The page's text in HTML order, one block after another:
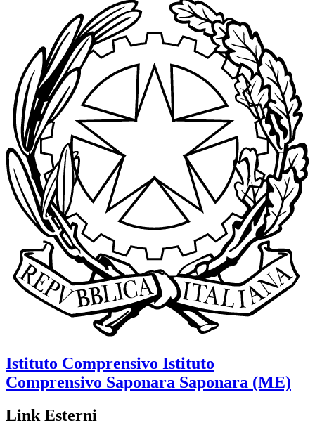
Istituto Comprensivo Istituto
Comprensivo Saponara Saponara (ME)
Link Esterni